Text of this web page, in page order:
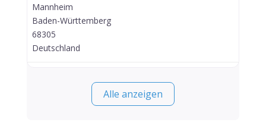
Mannheim
Baden-Württemberg
68305
Deutschland
Alle anzeigen